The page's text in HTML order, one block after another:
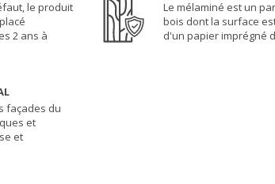
le produit
2 ans à
Le mélaminé est un
bois dont la surface
d'un papier imprégné
façades du
et
et